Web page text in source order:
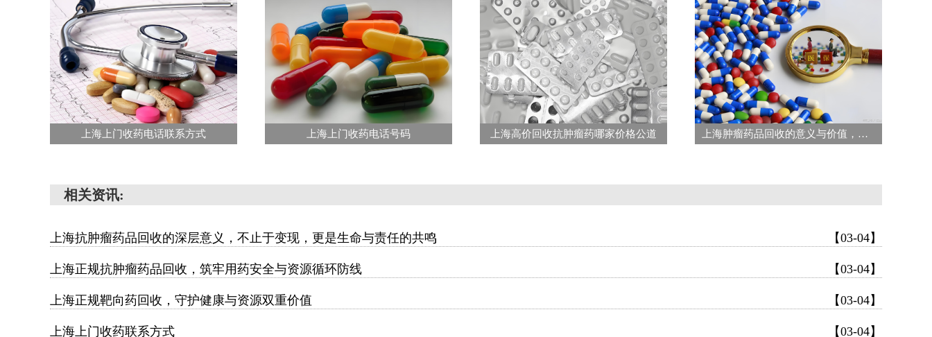
上海上门收药电话联系方式 上海上门收药电话号码 上海高价回收抗肿瘤药哪家价格公道 上海肿瘤药品回收的意义与价值，守护健康同时杜绝资源浪费
相关资讯:
上海抗肿瘤药品回收的深层意义，不止于变现，更是生命与责任的共鸣 【03-04】
上海正规抗肿瘤药品回收，筑牢用药安全与资源循环防线 【03-04】
上海正规靶向药回收，守护健康与资源双重价值 【03-04】
上海上门收药联系方式 【03-04】